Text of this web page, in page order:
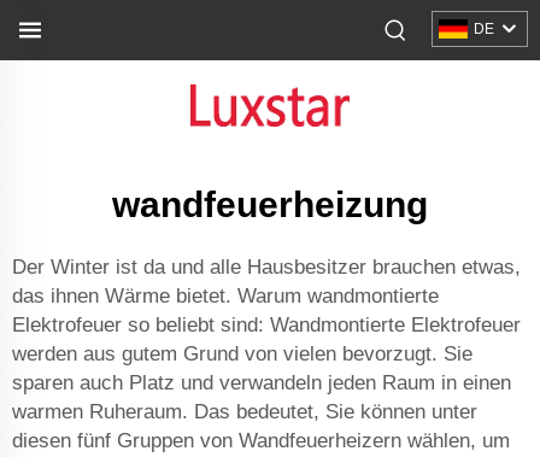
DE
wandfeuerheizung
Der Winter ist da und alle Hausbesitzer brauchen etwas,
das ihnen Wärme bietet. Warum wandmontierte
Elektrofeuer so beliebt sind: Wandmontierte Elektrofeuer
werden aus gutem Grund von vielen bevorzugt. Sie
sparen auch Platz und verwandeln jeden Raum in einen
warmen Ruheraum. Das bedeutet, Sie können unter
diesen fünf Gruppen von Wandfeuerheizern wählen, um